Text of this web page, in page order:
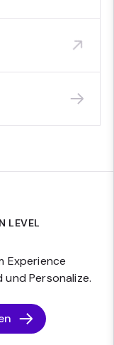
LEVEL
Experience
und Personalize.